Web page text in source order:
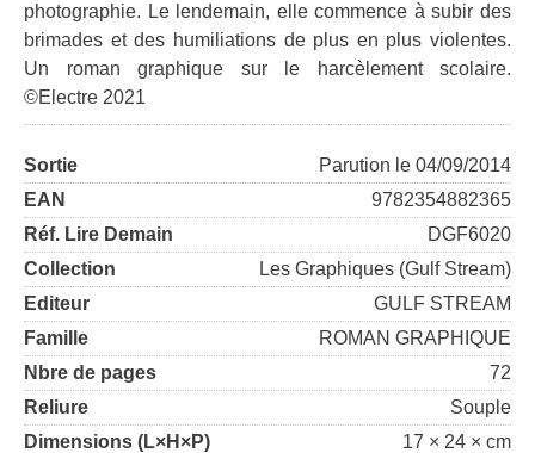
photographie. Le lendemain, elle commence à subir des
brimades et des humiliations de plus en plus violentes.
Un roman graphique sur le harcèlement scolaire.
©Electre 2021
Sortie
Parution le 04/09/2014
EAN
9782354882365
Réf. Lire Demain
DGF6020
Collection
Les Graphiques (Gulf Stream)
Editeur
GULF STREAM
Famille
ROMAN GRAPHIQUE
Nbre de pages
72
Reliure
Souple
Dimensions (L×H×P)
17 × 24 × cm